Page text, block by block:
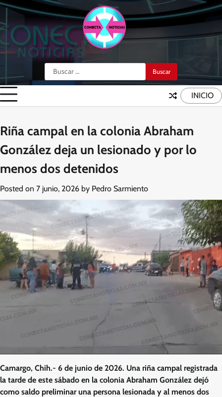
Skip
content
Buscar:
INICIO
Riña campal en la colonia Abraham
González deja un lesionado y por lo
menos dos detenidos
Posted on 7 junio, 2026 by Pedro Sarmiento
Camargo, Chih.- 6 de junio de 2026. Una riña campal registrada
la tarde de este sábado en la colonia Abraham González dejó
como saldo preliminar una persona lesionada y al menos dos